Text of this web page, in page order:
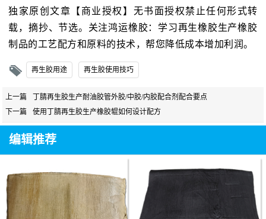
独家原创文章【商业授权】无书面授权禁止任何形式转
载，摘抄、节选。关注鸿运橡胶：学习再生橡胶生产橡胶
制品的工艺配方和原料的技术，帮您降低成本增加利润。
再生胶用途 再生胶使用技巧
上一篇
丁腈再生胶生产耐油胶管外胶/中胶/内胶配合剂配合要点
下一篇
使用丁腈再生胶生产橡胶辊如何设计配方
编辑推荐